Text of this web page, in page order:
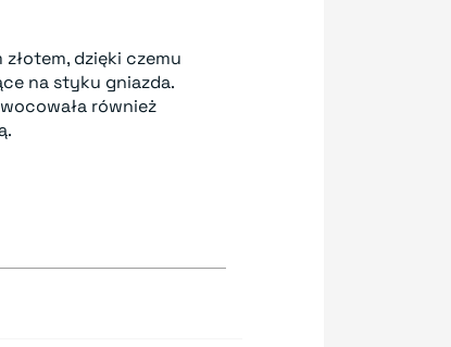
dzięki czemu
na styku gniazda.
również